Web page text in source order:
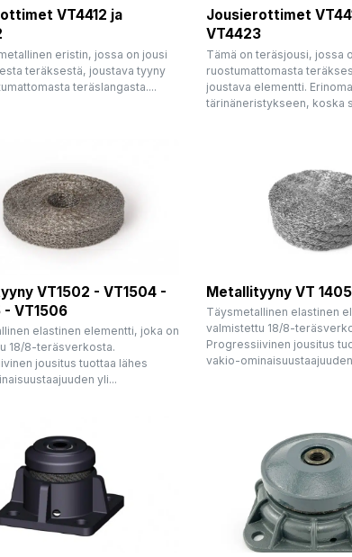
VT4412 ja
eristin, jossa on jousi
teräksestä, joustava tyyny
teräslangasta....
Jousierottimet
VT4423
Tämä on teräsjousi, jossa
ruostumattomasta
joustava elementti.
tärinäneristykseen, koska
VT1502 - VT1504 -
- VT1506
elastinen elementti, joka on
18/8-teräsverkosta.
jousitus tuottaa lähes
yli...
Metallityyny VT 1405
Täysmetallinen elastinen
valmistettu 18/8-
Progressiivinen jousitus
vakio-